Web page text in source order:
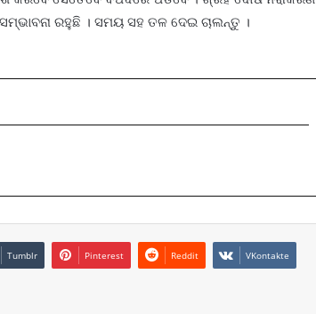
ରହୁଛି । ସମୟ ସହ ତଳ ଦେଇ ଚାଲନ୍ତୁ ।
Tumblr Pinterest Reddit VKontakte